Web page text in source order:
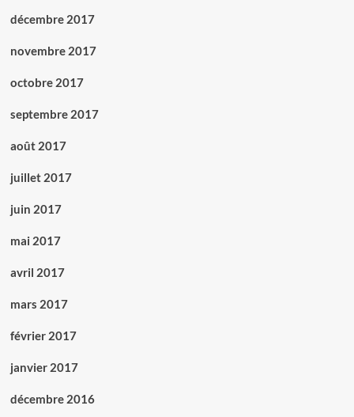
décembre 2017
novembre 2017
octobre 2017
septembre 2017
août 2017
juillet 2017
juin 2017
mai 2017
avril 2017
mars 2017
février 2017
janvier 2017
décembre 2016